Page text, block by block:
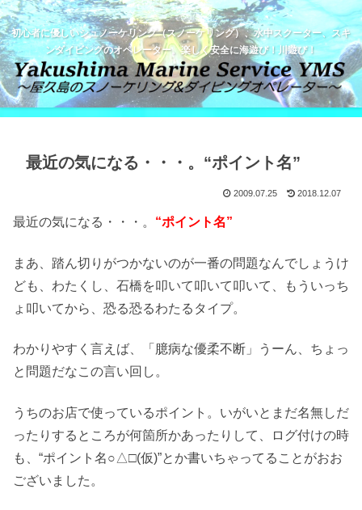
初心者に優しいシュノーケリング（スノーケリング）、水中スクーター、スキ
ンダイビングのオペレーター。楽しく安全に海遊び！川遊び！
最近の気になる・・・。“ポイント名”
2009.07.25 2018.12.07
最近の気になる・・・。 “ポイント名”
まあ、踏ん切りがつかないのが一番の問題なんでしょうけ
ども、わたくし、石橋を叩いて叩いて叩いて、もういっち
ょ叩いてから、恐る恐るわたるタイプ。
わかりやすく言えば、「臆病な優柔不断」うーん、ちょっ
と問題だなこの言い回し。
うちのお店で使っているポイント。いがいとまだ名無しだ
ったりするところが何箇所かあったりして、ログ付けの時
も、“ポイント名○△□(仮)”とか書いちゃってることがおお
ございました。